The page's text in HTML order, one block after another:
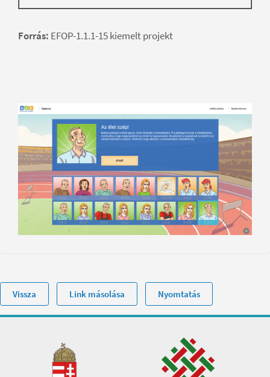
Forrás: EFOP-1.1.1-15 kiemelt projekt
Vissza Link másolása Nyomtatás